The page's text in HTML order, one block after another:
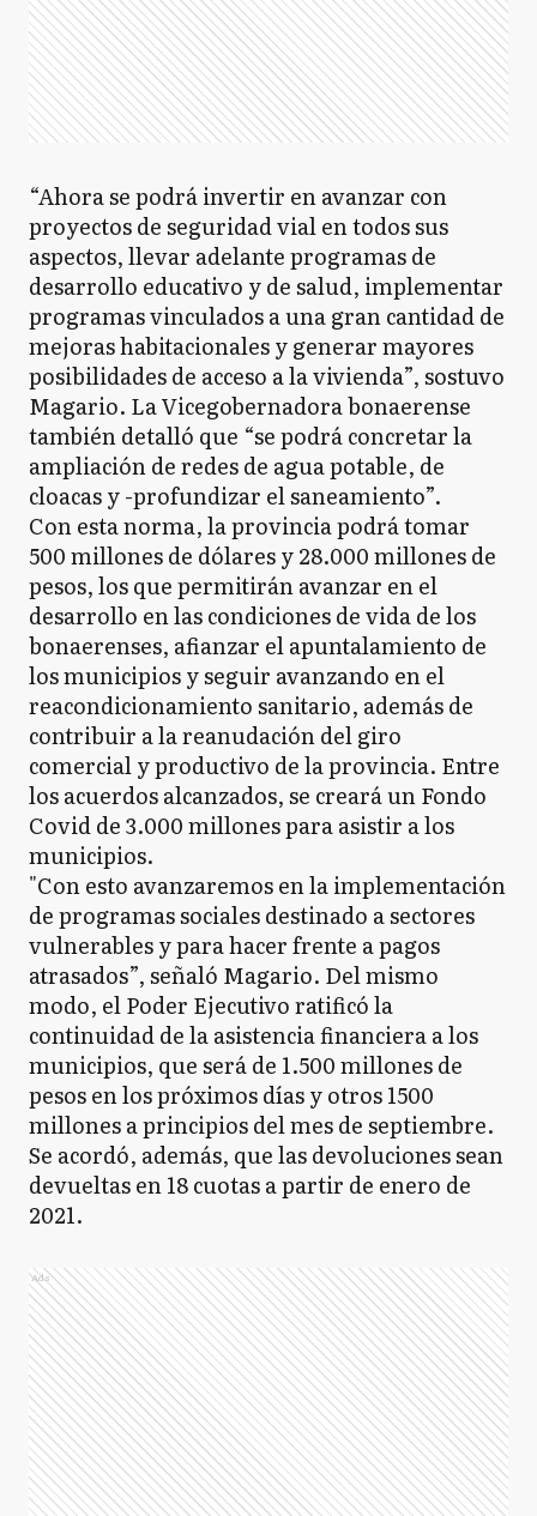
“Ahora se podrá invertir en avanzar con
proyectos de seguridad vial en todos sus
aspectos, llevar adelante programas de
desarrollo educativo y de salud, implementar
programas vinculados a una gran cantidad de
mejoras habitacionales y generar mayores
posibilidades de acceso a la vivienda”, sostuvo
Magario. La Vicegobernadora bonaerense
también detalló que “se podrá concretar la
ampliación de redes de agua potable, de
cloacas y -profundizar el saneamiento”.
Con esta norma, la provincia podrá tomar
500 millones de dólares y 28.000 millones de
pesos, los que permitirán avanzar en el
desarrollo en las condiciones de vida de los
bonaerenses, afianzar el apuntalamiento de
los municipios y seguir avanzando en el
reacondicionamiento sanitario, además de
contribuir a la reanudación del giro
comercial y productivo de la provincia. Entre
los acuerdos alcanzados, se creará un Fondo
Covid de 3.000 millones para asistir a los
municipios.
"Con esto avanzaremos en la implementación
de programas sociales destinado a sectores
vulnerables y para hacer frente a pagos
atrasados”, señaló Magario. Del mismo
modo, el Poder Ejecutivo ratificó la
continuidad de la asistencia financiera a los
municipios, que será de 1.500 millones de
pesos en los próximos días y otros 1500
millones a principios del mes de septiembre.
Se acordó, además, que las devoluciones sean
devueltas en 18 cuotas a partir de enero de
2021.
Ads